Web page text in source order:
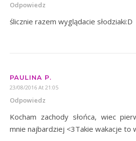
Odpowiedz
ślicznie razem wyglądacie słodziaki:D
PAULINA P.
23/08/2016 At 21:05
Odpowiedz
Kocham zachody słońca, wiec
mnie najbardziej <3Takie wakacje to